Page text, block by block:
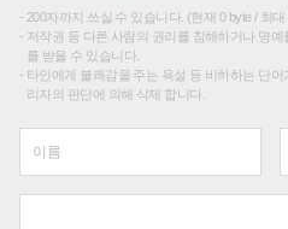
200자까지 쓰실 수 있습니다. (현재 0 byte / 최대
저작권 등 다른 사람의 권리를 침해하거나 명
를 받을 수 있습니다.
타인에게 불쾌감을 주는 욕설 등 비하하는 단
리자의 판단에 의해 삭제 합니다.